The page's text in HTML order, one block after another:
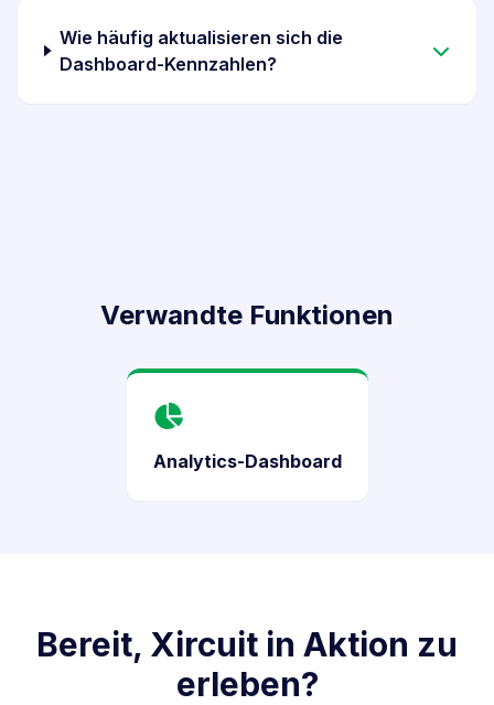
Wie häufig aktualisieren sich die
Dashboard-Kennzahlen?
Verwandte Funktionen
Analytics-Dashboard
Bereit, Xircuit in Aktion zu
erleben?